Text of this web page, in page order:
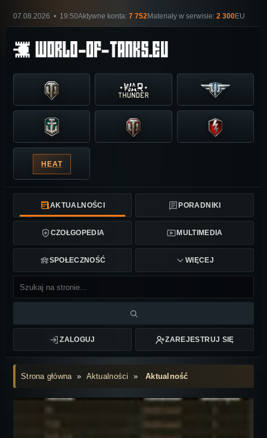
07.08.2026 • 19:50Aktywne konta: 7 752Materiały w serwisie: 2 300EU
HEAT
AKTUALNOŚCI PORADNIKI
CZOŁGOPEDIA MULTIMEDIA
SPOŁECZNOŚĆ WIĘCEJ
ZALOGUJ ZAREJESTRUJ SIĘ
Strona główna» Aktualności »Aktualność